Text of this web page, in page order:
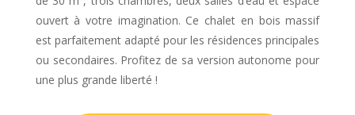
ouvert à votre imagination. Ce chalet en bois massif
est parfaitement adapté pour les résidences principales
ou secondaires. Profitez de sa version autonome pour
une plus grande liberté !